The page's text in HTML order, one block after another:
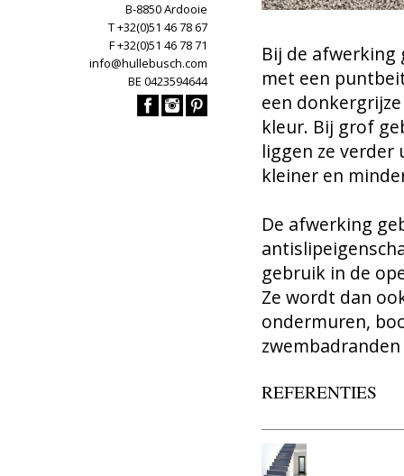
B-8850 Ardooie
T +32(0)51 46 78 67
F +32(0)51 46 78 71
info@hullebusch.com
BE 0423594644
Bij de afwerking
met een
een
kleur. Bij grof
liggen ze
kleiner en
De afwerking
gebruik in de
Ze wordt dan
ondermuren,
REFERENTIES